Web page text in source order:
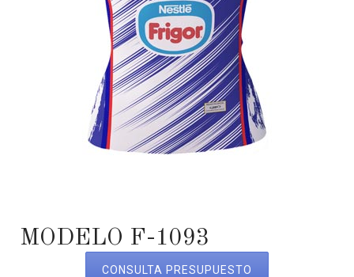
MODELO F-1093
CONSULTA PRESUPUESTO